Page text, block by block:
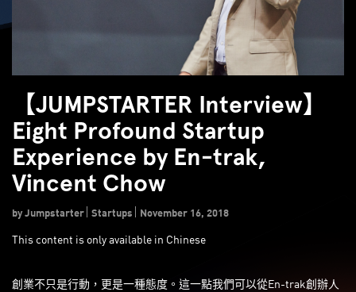
【JUMPSTARTER Interview】
Eight Profound Startup
Experience by En-trak,
Vincent Chow
by Jumpstarter Startups November 16, 2018
This content is only available in Chinese
創業不只是行動，更是一種態度。這一點我們可以從En-trak創辦人